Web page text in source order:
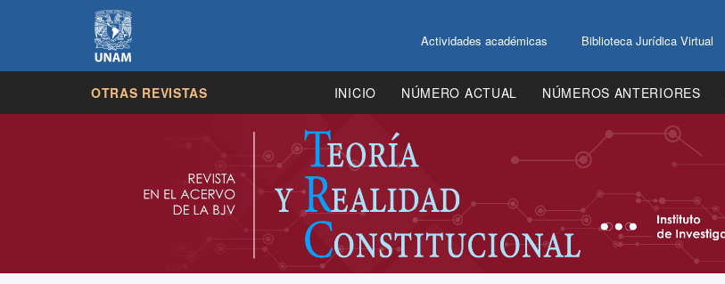
Actividades académicas Biblioteca Jurídica Virtual
OTRAS REVISTAS INICIO NÚMERO ACTUAL NÚMEROS ANTERIORES